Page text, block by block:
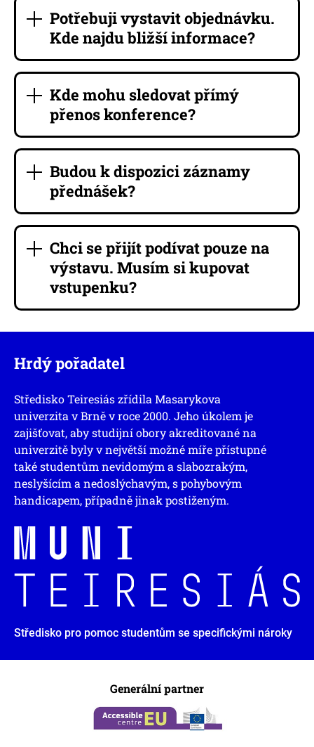
Potřebuji vystavit objednávku.
Kde najdu bližší informace?
Kde mohu sledovat přímý
přenos konference?
Budou k dispozici záznamy
přednášek?
Chci se přijít podívat pouze na
výstavu. Musím si kupovat
vstupenku?
Hrdý pořadatel
Středisko Teiresiás zřídila Masarykova
univerzita v Brně v roce 2000. Jeho úkolem je
zajišťovat, aby studijní obory akreditované na
univerzitě byly v největší možné míře přístupné
také studentům nevidomým a slabozrakým,
neslyšícím a nedoslýchavým, s pohybovým
handicapem, případně jinak postiženým.
Středisko pro pomoc studentům se specifickými nároky
Generální partner